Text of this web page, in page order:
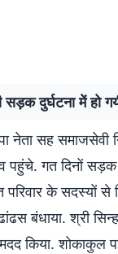
सड़क दुर्घटना में हो
नेता सह
पहुंचे. गत दिनों
परिवार के सदस्यों
बंधाया. श्री
किया. शोकाकुल